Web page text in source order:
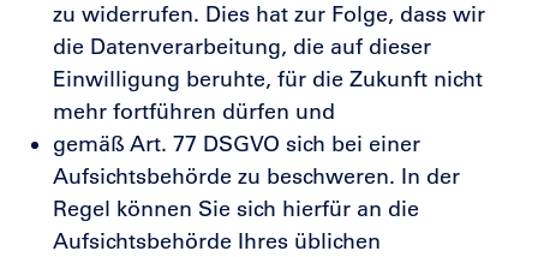
zu widerrufen. Dies hat zur Folge, dass wir
die Datenverarbeitung, die auf dieser
Einwilligung beruhte, für die Zukunft nicht
mehr fortführen dürfen und
gemäß Art. 77 DSGVO sich bei einer
Aufsichtsbehörde zu beschweren. In der
Regel können Sie sich hierfür an die
Aufsichtsbehörde Ihres üblichen